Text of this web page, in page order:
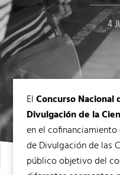
4
ElConcurso Nacional
Divulgación de la
en el
de Divulgación de las
público objetivo del